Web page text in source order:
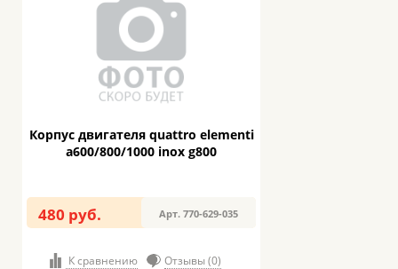
Корпус двигателя quattro elementi
a600/800/1000 inox g800
480 руб. Арт. 770-629-035
К сравнению Отзывы (0)